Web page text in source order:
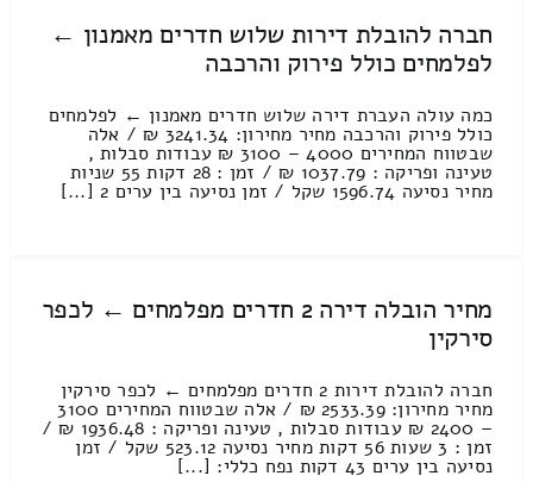
חברה להובלת דירות שלוש חדרים מאמנון ←
לפלמחים כולל פירוק והרכבה
כמה עולה העברת דירה שלוש חדרים מאמנון ← לפלמחים
כולל פירוק והרכבה מחיר מחירון: 3241.34 ₪ / אלה
שבטווח המחירים 4000 – 3100 ₪ עבודות סבלות ,
טעינה ופריקה : 1037.79 ₪ / זמן : 28 דקות 55 שניות
מחיר נסיעה 1596.74 שקל / זמן נסיעה בין ערים 2 [...]
מחיר הובלה דירה 2 חדרים מפלמחים ← לכפר
סירקין
חברה להובלת דירות 2 חדרים מפלמחים ← לכפר סירקין
מחיר מחירון: 2533.39 ₪ / אלה שבטווח המחירים 3100
– 2400 ₪ עבודות סבלות , טעינה ופריקה : 1936.48 ₪ /
זמן : 3 שעות 56 דקות מחיר נסיעה 523.12 שקל / זמן
נסיעה בין ערים 43 דקות נפח כללי: [...]